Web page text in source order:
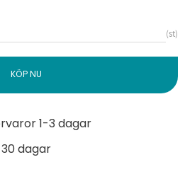
st
1-3 dagar
dagar